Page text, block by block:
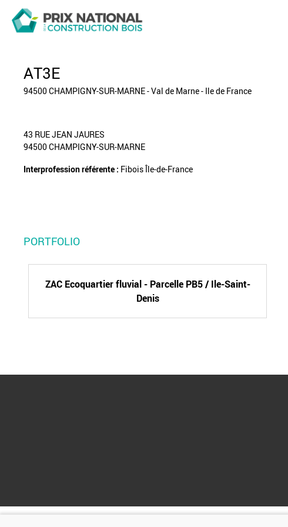
AT3E
94500 CHAMPIGNY-SUR-MARNE - Val de Marne - Ile de France
43 RUE JEAN JAURES
94500 CHAMPIGNY-SUR-MARNE
Interprofession référente : Fibois Île-de-France
PORTFOLIO
ZAC Ecoquartier fluvial - Parcelle PB5 / Ile-Saint-
Denis
Organisé par : Financé par :